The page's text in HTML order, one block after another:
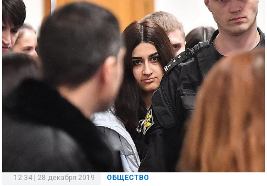
12:34 | 28 декабря 2019 ОБЩЕСТВО